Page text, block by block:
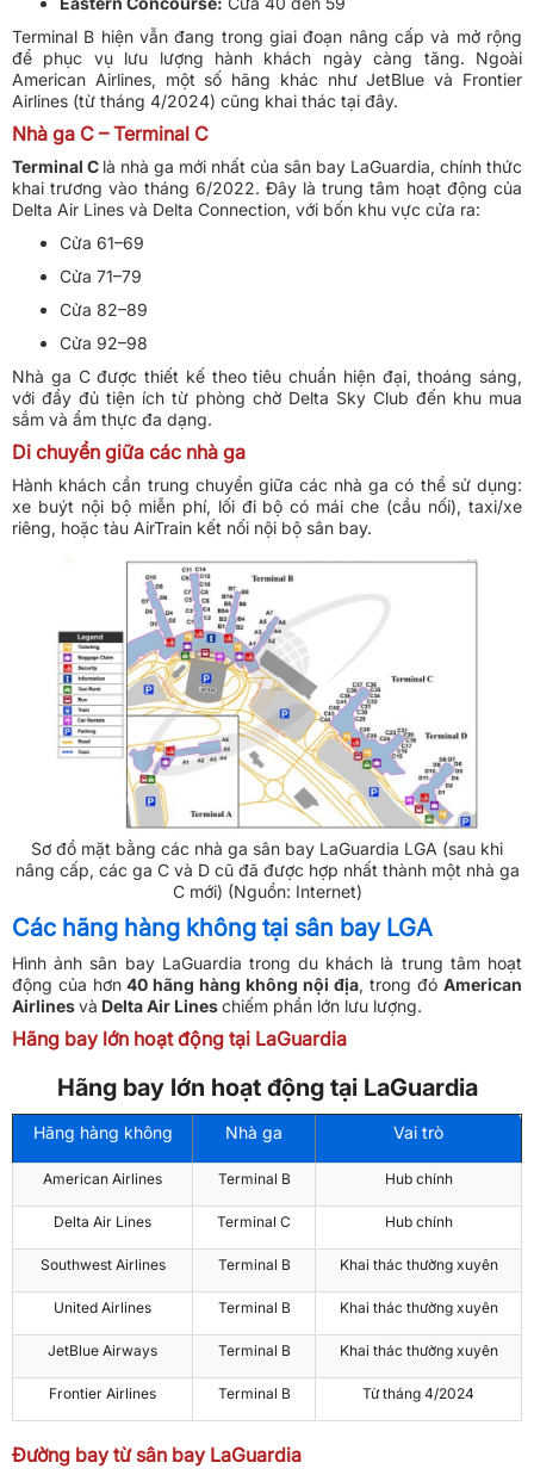
Terminal B hiện vẫn đang trong giai đoạn nâng cấp và mở rộng
để phục vụ lưu lượng hành khách ngày càng tăng. Ngoài
American Airlines, một số hãng khác như JetBlue và Frontier
Airlines (từ tháng 4/2024) cũng khai thác tại đây.
Nhà ga C – Terminal C
Terminal C là nhà ga mới nhất của sân bay LaGuardia, chính thức
khai trương vào tháng 6/2022. Đây là trung tâm hoạt động của
Delta Air Lines và Delta Connection, với bốn khu vực cửa ra:
Cửa 61–69
Cửa 71–79
Cửa 82–89
Cửa 92–98
Nhà ga C được thiết kế theo tiêu chuẩn hiện đại, thoáng sáng,
với đầy đủ tiện ích từ phòng chờ Delta Sky Club đến khu mua
sắm và ẩm thực đa dạng.
Di chuyển giữa các nhà ga
Hành khách cần trung chuyển giữa các nhà ga có thể sử dụng:
xe buýt nội bộ miễn phí, lối đi bộ có mái che (cầu nối), taxi/xe
riêng, hoặc tàu AirTrain kết nối nội bộ sân bay.
Sơ đồ mặt bằng các nhà ga sân bay LaGuardia LGA (sau khi
nâng cấp, các ga C và D cũ đã được hợp nhất thành một nhà ga
C mới) (Nguồn: Internet)
Các hãng hàng không tại sân bay LGA
Hình ảnh sân bay LaGuardia trong du khách là trung tâm hoạt
động của hơn 40 hãng hàng không nội địa, trong đó American
Airlinesvà Delta Air Lineschiếm phần lớn lưu lượng.
Hãng bay lớn hoạt động tại LaGuardia
Hãng bay lớn hoạt động tại LaGuardia
Hãng hàng không Nhà ga Vai trò
American Airlines Terminal B Hub chính
Delta Air Lines Terminal C Hub chính
Southwest Airlines Terminal B Khai thác thường xuyên
United Airlines Terminal B Khai thác thường xuyên
JetBlue Airways Terminal B Khai thác thường xuyên
Frontier Airlines Terminal B Từ tháng 4/2024
Đường bay từ sân bay LaGuardia